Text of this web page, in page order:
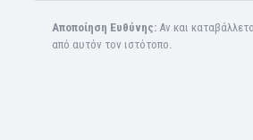
Αποποίηση Ευθύνης: Αν και
από αυτόν τον ιστότοπο.